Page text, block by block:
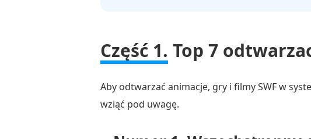
Część 1. Top 7
Aby odtwarzać animacje, gry i filmy SWF w
wziąć pod uwagę.